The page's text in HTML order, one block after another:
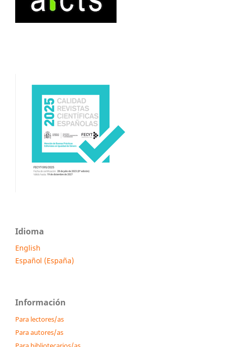
Idioma
English
Español (España)
Información
Para lectores/as
Para autores/as